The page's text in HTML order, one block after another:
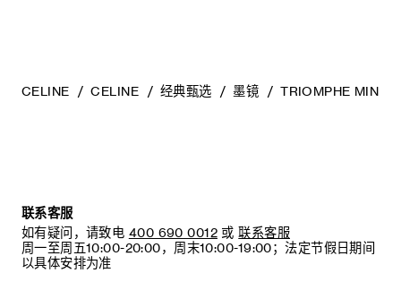
CELINE CELINE 经典甄选 墨镜 TRIOMPHE MINI
联系客服
如有疑问，请致电 400 690 0012 或 联系客服
周一至周五10:00-20:00，周末10:00-19:00；法定节假日期间
以具体安排为准